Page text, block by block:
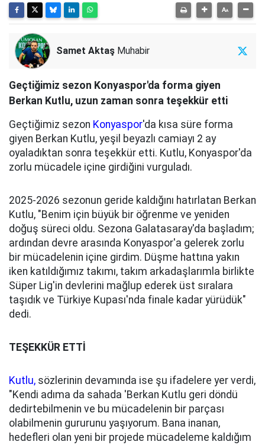
Samet Aktaş Muhabir
Geçtiğimiz sezon Konyaspor'da forma giyen
Berkan Kutlu, uzun zaman sonra teşekkür etti
Geçtiğimiz sezon Konyaspor'da kısa süre forma
giyen Berkan Kutlu, yeşil beyazlı camiayı 2 ay
oyaladıktan sonra teşekkür etti. Kutlu, Konyaspor'da
zorlu mücadele içine girdiğini vurguladı.
2025-2026 sezonun geride kaldığını hatırlatan Berkan
Kutlu, "Benim için büyük bir öğrenme ve yeniden
doğuş süreci oldu. Sezona Galatasaray'da başladım;
ardından devre arasında Konyaspor'a gelerek zorlu
bir mücadelenin içine girdim. Düşme hattına yakın
iken katıldığımız takımı, takım arkadaşlarımla birlikte
Süper Lig'in devlerini mağlup ederek üst sıralara
taşıdık ve Türkiye Kupası'nda finale kadar yürüdük"
dedi.
TEŞEKKÜR ETTİ
Kutlu, sözlerinin devamında ise şu ifadelere yer verdi,
"Kendi adıma da sahada 'Berkan Kutlu geri döndü
dedirtebilmenin ve bu mücadelenin bir parçası
olabilmenin gururunu yaşıyorum. Bana inanan,
hedefleri olan yeni bir projede mücadeleme kaldığım